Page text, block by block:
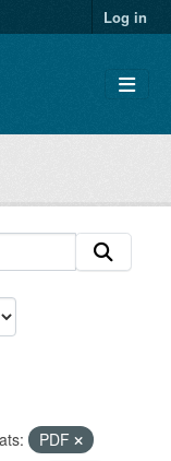
Log in
PDF